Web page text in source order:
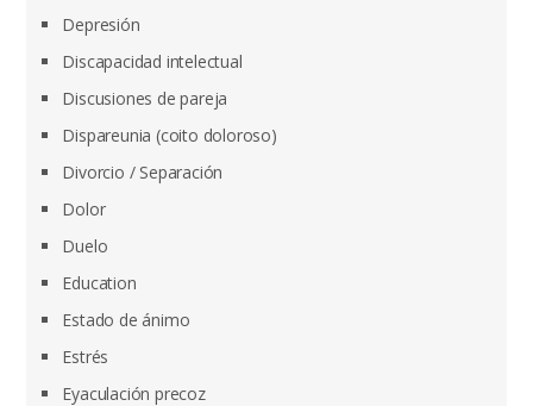
Depresión
Discapacidad intelectual
Discusiones de pareja
Dispareunia (coito doloroso)
Divorcio / Separación
Dolor
Duelo
Education
Estado de ánimo
Estrés
Eyaculación precoz